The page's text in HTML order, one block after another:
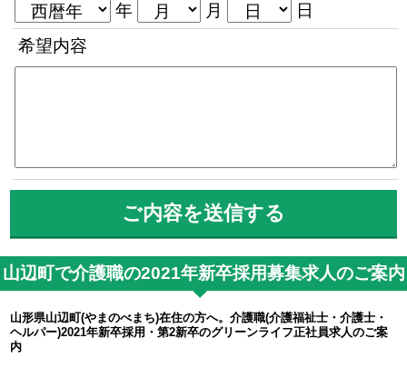
年
月
日
希望内容
山辺町で介護職の2021年新卒採用募集求人のご案内
山形県山辺町(やまのべまち)在住の方へ。介護職(介護福祉士・介護士・
ヘルパー)2021年新卒採用・第2新卒のグリーンライフ正社員求人のご案
内